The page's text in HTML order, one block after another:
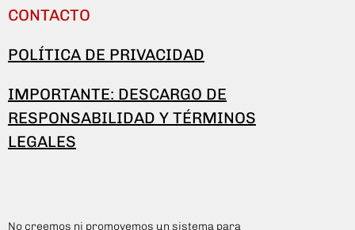
CONTACTO
POLÍTICA DE PRIVACIDAD
IMPORTANTE: DESCARGO DE
RESPONSABILIDAD Y TÉRMINOS
LEGALES
No creemos ni promovemos un sistema para